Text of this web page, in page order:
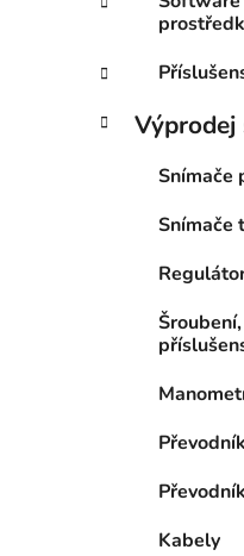
Výprodej
Snímače
Snímače
Kabely